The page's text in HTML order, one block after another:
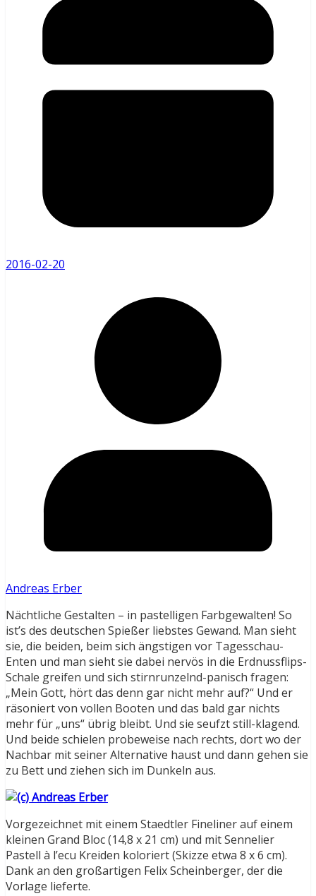
2016-02-20
Andreas Erber
Nächtliche Gestalten – in pastelligen Farbgewalten! So
ist’s des deutschen Spießer liebstes Gewand. Man sieht
sie, die beiden, beim sich ängstigen vor Tagesschau-
Enten und man sieht sie dabei nervös in die Erdnussflips-
Schale greifen und sich stirnrunzelnd-panisch fragen:
„Mein Gott, hört das denn gar nicht mehr auf?“ Und er
räsoniert von vollen Booten und das bald gar nichts
mehr für „uns“ übrig bleibt. Und sie seufzt still-klagend.
Und beide schielen probeweise nach rechts, dort wo der
Nachbar mit seiner Alternative haust und dann gehen sie
zu Bett und ziehen sich im Dunkeln aus.
Vorgezeichnet mit einem Staedtler Fineliner auf einem
kleinen Grand Bloc (14,8 x 21 cm) und mit Sennelier
Pastell à l’ecu Kreiden koloriert (Skizze etwa 8 x 6 cm).
Dank an den großartigen Felix Scheinberger, der die
Vorlage lieferte.